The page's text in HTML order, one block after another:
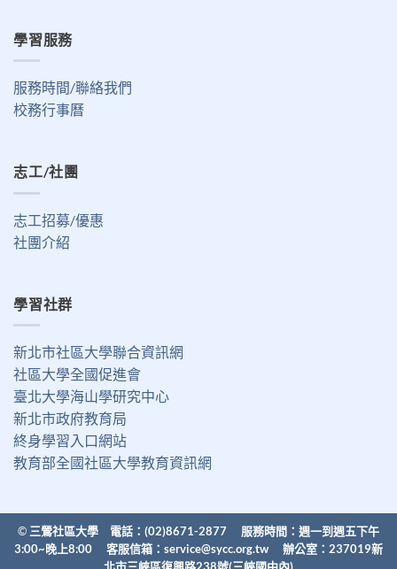
學習服務
服務時間/聯絡我們
校務行事曆
志工/社團
志工招募/優惠
社團介紹
學習社群
新北市社區大學聯合資訊網
社區大學全國促進會
臺北大學海山學研究中心
新北市政府教育局
終身學習入口網站
教育部全國社區大學教育資訊網
© 三鶯社區大學 電話：(02)8671-2877 服務時間：週一到週五下午
3:00~晚上8:00 客服信箱： service@sycc.org.tw 辦公室：237019新